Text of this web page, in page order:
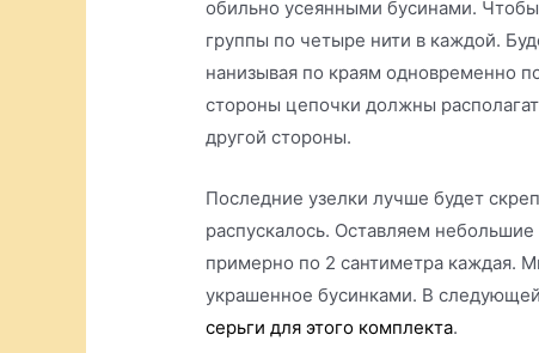
обильно усеянными бусинами.
группы по четыре нити в каждой.
нанизывая по краям одновременно
стороны цепочки должны
другой стороны.
Последние узелки лучше будет
распускалось. Оставляем
примерно по 2 сантиметра каждая.
украшенное бусинками. В
серьги для этого комплекта.